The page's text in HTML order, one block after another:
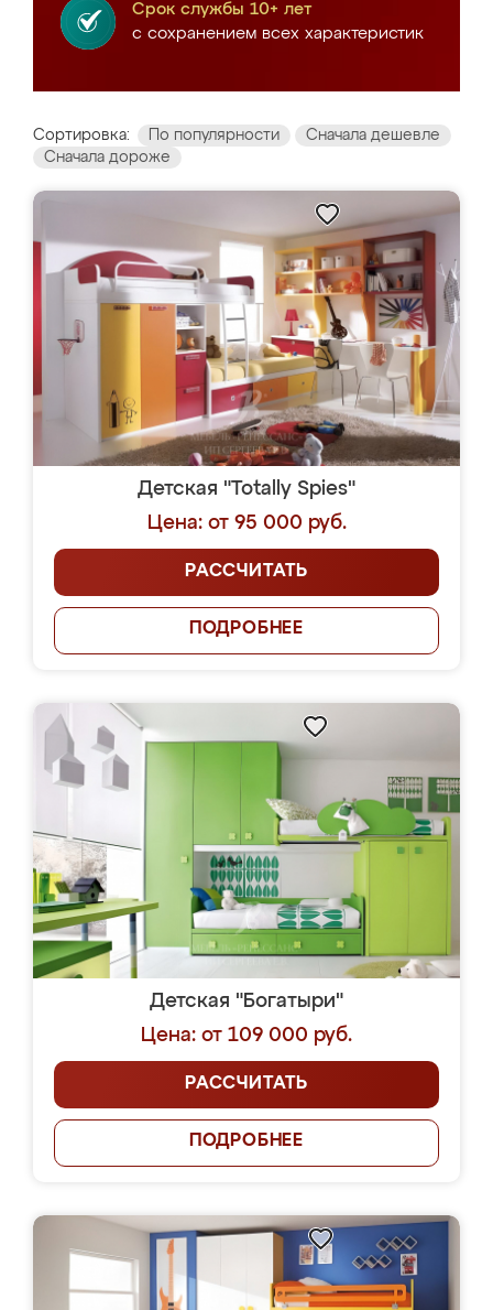
Срок службы 10+ лет
с сохранением всех характеристик
Сортировка: По популярности
Сначала дешевле
Сначала дороже
Детская "Totally Spies"
Цена: от 95 000 руб.
РАССЧИТАТЬ
ПОДРОБНЕЕ
Детская "Богатыри"
Цена: от 109 000 руб.
РАССЧИТАТЬ
ПОДРОБНЕЕ